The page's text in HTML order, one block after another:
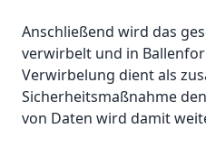
Anschließend wird das
verwirbelt und in
Verwirbelung dient als
Sicherheitsmaßnahme
von Daten wird damit